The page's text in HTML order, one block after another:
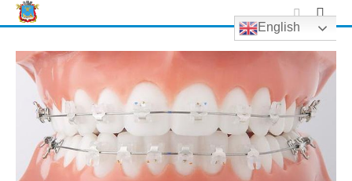
Skip
to
English